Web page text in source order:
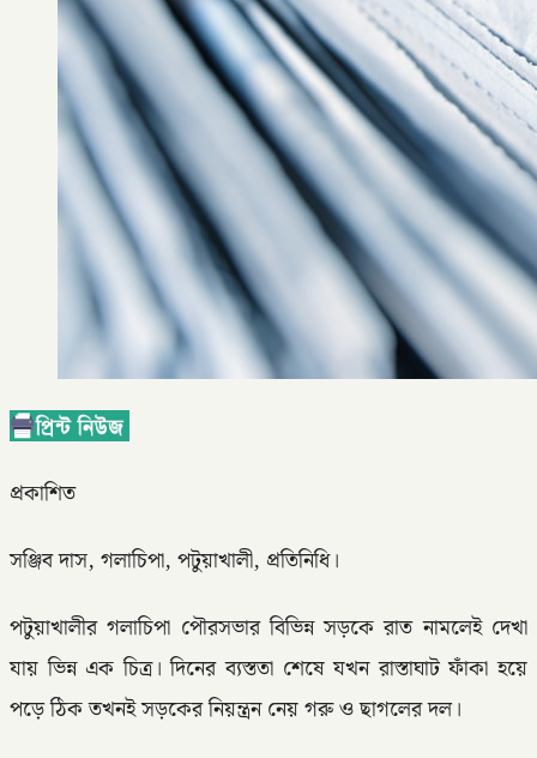
প্রকাশিত
সঞ্জিব দাস, গলাচিপা, পটুয়াখালী, প্রতিনিধি।
পটুয়াখালীর গলাচিপা পৌরসভার বিভিন্ন সড়কে রাত নামলেই দেখা
যায় ভিন্ন এক চিত্র। দিনের ব্যস্ততা শেষে যখন রাস্তাঘাট ফাঁকা হয়ে
পড়ে ঠিক তখনই সড়কের নিয়ন্ত্রন নেয় গরু ও ছাগলের দল।